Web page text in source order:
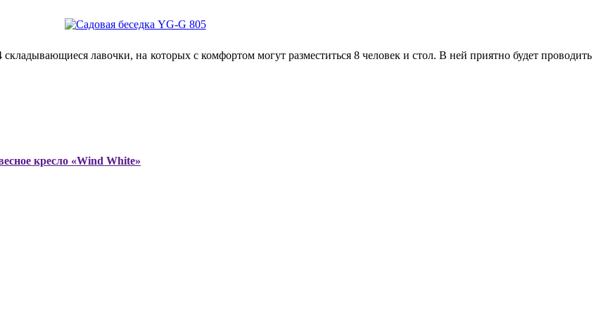
складывающиеся лавочки, на которых с комфортом могут разместиться 8 человек и стол. В ней приятно будет проводить
кресло «Wind White»